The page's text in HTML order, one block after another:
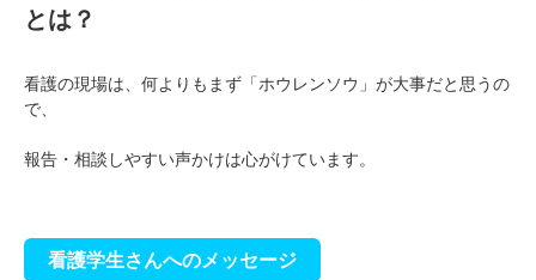
とは？
看護の現場は、何よりもまず「ホウレンソウ」が大事だと思うの
で、
報告・相談しやすい声かけは心がけています。
看護学生さんへのメッセージ